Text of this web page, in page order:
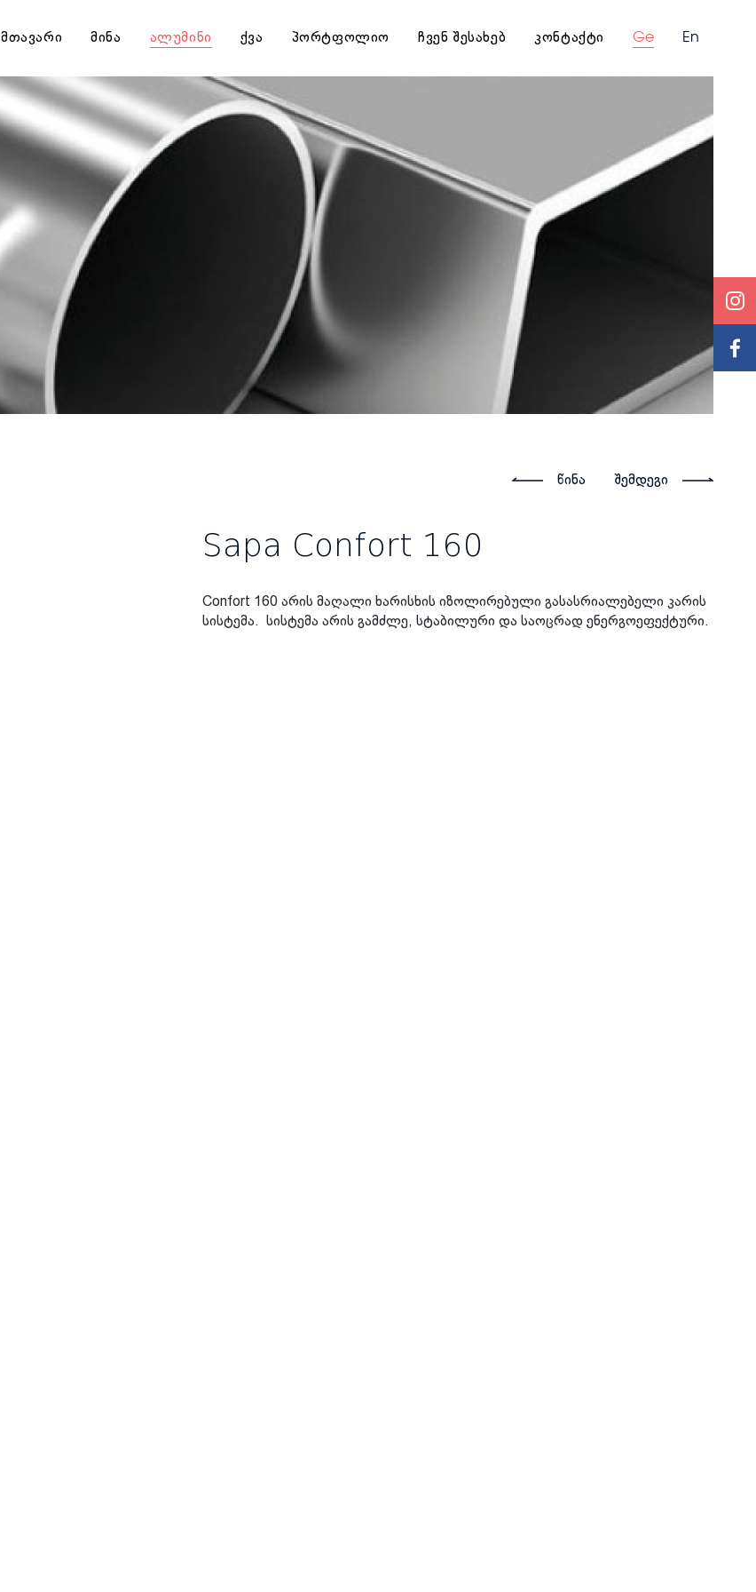
მთავარი მინა ალუმინი ქვა პორტფოლიო ჩვენ შესახებ კონტაქტი Ge En
წინა შემდეგი
Sapa Confort 160
Confort 160 არის მაღალი ხარისხის იზოლირებული გასასრიალებელი კარის
სისტემა. სისტემა არის გამძლე, სტაბილური და საოცრად ენერგოეფექტური.